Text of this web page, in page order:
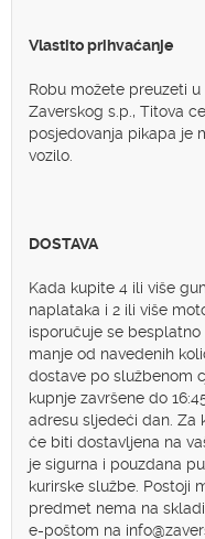
Vlastito prihvaćanje
Robu možete preuzeti
Zaverskog s.p., Titova
posjedovanja pikapa je
vozilo.
DOSTAVA
Kada kupite 4 ili više
naplataka i 2 ili više
isporučuje se
manje od navedenih
dostave po službenom
kupnje završene do
adresu sljedeći dan. Za
će biti dostavljena na
je sigurna i pouzdana
kurirske službe. Postoji
predmet nema na
e-poštom na